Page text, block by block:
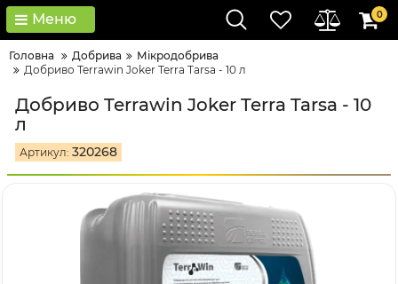
Меню 0
Головна Добрива
Мікродобрива
Добриво Terrawin Joker Terra Tarsa - 10 л
Добриво Terrawin Joker Terra Tarsa - 10
л
Артикул: 320268